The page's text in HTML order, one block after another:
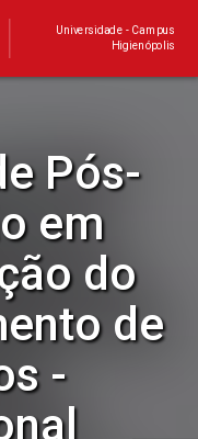
Universidade - Campus
Higienópolis
Pós-
em
do
de
-